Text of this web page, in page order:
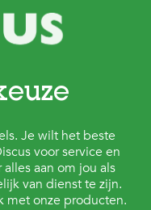
Je wilt het beste
voor service en
aan om jou als
van dienst te zijn.
met onze producten.